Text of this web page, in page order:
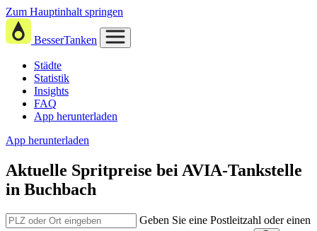
Zum Hauptinhalt springen
BesserTanken
Städte
Statistik
Insights
FAQ
App herunterladen
App herunterladen
Aktuelle Spritpreise bei AVIA-Tankstelle
in Buchbach
Geben Sie eine Postleitzahl oder einen